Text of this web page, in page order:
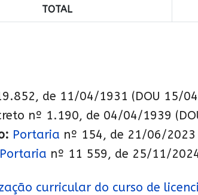
TOTAL
de 11/04/1931 (DOU 15/
nº 1.190, de 04/04/1939
Portaria nº 154, de 21/06/
Portaria nº 11 559, de 25/11/
curricular do curso de